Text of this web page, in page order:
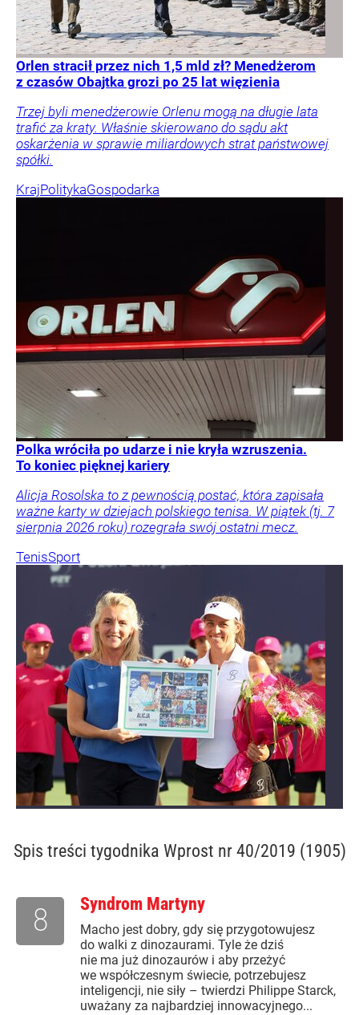
Orlen stracił przez nich 1,5 mld zł? Menedżerom
z czasów Obajtka grozi po 25 lat więzienia
Trzej byli menedżerowie Orlenu mogą na długie lata
trafić za kraty. Właśnie skierowano do sądu akt
oskarżenia w sprawie miliardowych strat państwowej
spółki.
KrajPolitykaGospodarka
Polka wróciła po udarze i nie kryła wzruszenia.
To koniec pięknej kariery
Alicja Rosolska to z pewnością postać, która zapisała
ważne karty w dziejach polskiego tenisa. W piątek (tj. 7
sierpnia 2026 roku) rozegrała swój ostatni mecz.
TenisSport
Spis treści tygodnika Wprost nr 40/2019 (1905)
Syndrom Martyny
Macho jest dobry, gdy się przygotowujesz
do walki z dinozaurami. Tyle że dziś
nie ma już dinozaurów i aby przeżyć
we współczesnym świecie, potrzebujesz
inteligencji, nie siły – twierdzi Philippe Starck,
uważany za najbardziej innowacyjnego...
8